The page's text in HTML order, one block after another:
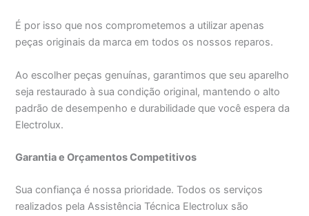
É por isso que nos comprometemos a utilizar apenas
peças originais da marca em todos os nossos reparos.
Ao escolher peças genuínas, garantimos que seu aparelho
seja restaurado à sua condição original, mantendo o alto
padrão de desempenho e durabilidade que você espera da
Electrolux.
Garantia e Orçamentos Competitivos
Sua confiança é nossa prioridade. Todos os serviços
realizados pela Assistência Técnica Electrolux são